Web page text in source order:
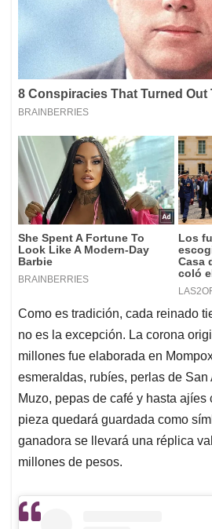
Como es tradición, cada reinado
no es la excepción. La corona
millones fue elaborada en
esmeraldas, rubíes, perlas de
Muzo, pepas de café y hasta ajíes
pieza quedará guardada como
ganadora se llevará una réplica
millones de pesos.